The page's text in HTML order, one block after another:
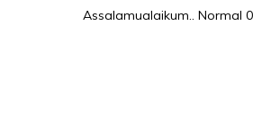
Assalamualaikum.. Normal